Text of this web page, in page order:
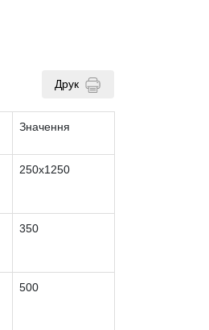
Друк
Значення
250х1250
350
500